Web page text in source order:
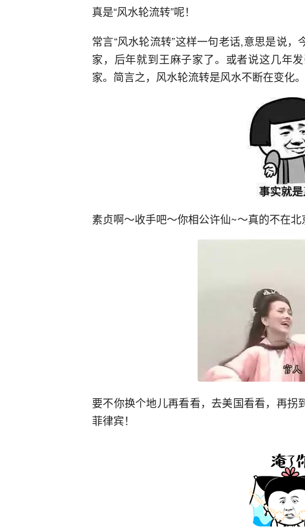
真是“风水轮流转”呢！
常言“风水轮流转”这样一句老话,意思是说
家，后年就到王麻子家了。或者说这几年
家。简言之，风水轮流转是风水不断在变化。
素贞啊～收手吧～你相公许仙~～真的不在北
要不你换个地儿再看看，去美国看看，再
菲律宾！